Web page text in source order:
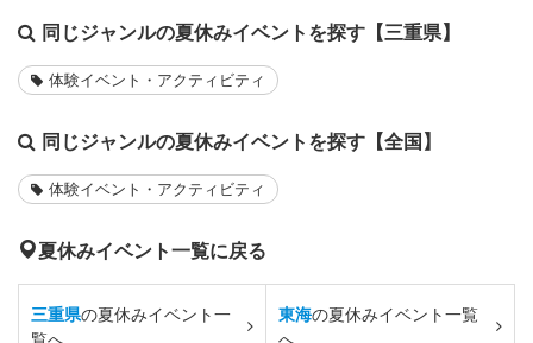
同じジャンルの夏休みイベントを探す【三重県】
体験イベント・アクティビティ
同じジャンルの夏休みイベントを探す【全国】
体験イベント・アクティビティ
夏休みイベント一覧に戻る
三重県の夏休みイベント一
覧へ
東海の夏休みイベント一覧
へ